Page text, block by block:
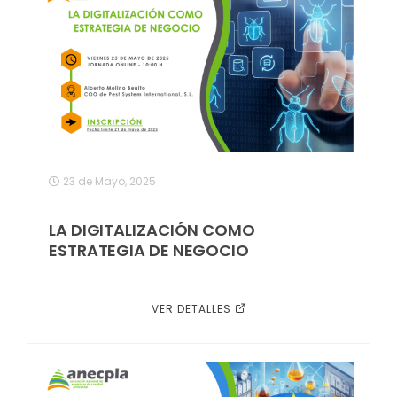
23 de Mayo, 2025
LA DIGITALIZACIÓN COMO
ESTRATEGIA DE NEGOCIO
VER DETALLES